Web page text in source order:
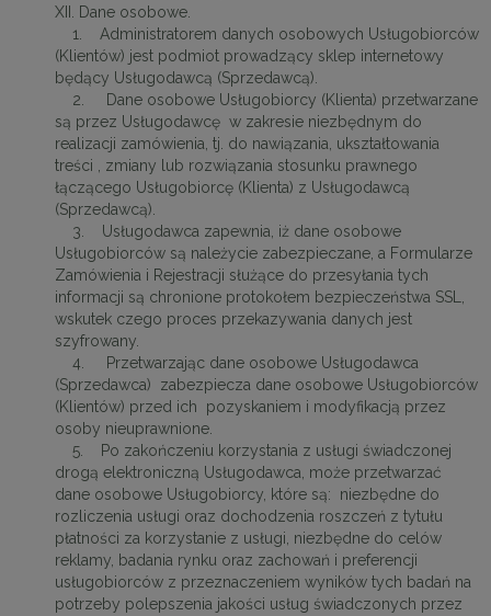
XII. Dane osobowe.
1. Administratorem danych osobowych Usługobiorców
(Klientów) jest podmiot prowadzący sklep internetowy
będący Usługodawcą (Sprzedawcą).
2. Dane osobowe Usługobiorcy (Klienta) przetwarzane
są przez Usługodawcę w zakresie niezbędnym do
realizacji zamówienia, tj. do nawiązania, ukształtowania
treści , zmiany lub rozwiązania stosunku prawnego
łączącego Usługobiorcę (Klienta) z Usługodawcą
(Sprzedawcą).
3. Usługodawca zapewnia, iż dane osobowe
Usługobiorców są należycie zabezpieczane, a Formularze
Zamówienia i Rejestracji służące do przesyłania tych
informacji są chronione protokołem bezpieczeństwa SSL,
wskutek czego proces przekazywania danych jest
szyfrowany.
4. Przetwarzając dane osobowe Usługodawca
(Sprzedawca) zabezpiecza dane osobowe Usługobiorców
(Klientów) przed ich pozyskaniem i modyfikacją przez
osoby nieuprawnione.
5. Po zakończeniu korzystania z usługi świadczonej
drogą elektroniczną Usługodawca, może przetwarzać
dane osobowe Usługobiorcy, które są: niezbędne do
rozliczenia usługi oraz dochodzenia roszczeń z tytułu
płatności za korzystanie z usługi, niezbędne do celów
reklamy, badania rynku oraz zachowań i preferencji
usługobiorców z przeznaczeniem wyników tych badań na
potrzeby polepszenia jakości usług świadczonych przez